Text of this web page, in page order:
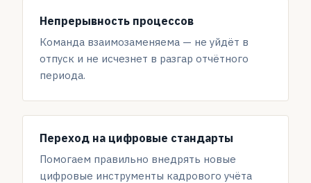
Непрерывность процессов
Команда взаимозаменяема — не уйдёт в
отпуск и не исчезнет в разгар отчётного
периода.
Переход на цифровые стандарты
Помогаем правильно внедрять новые
цифровые инструменты кадрового учёта